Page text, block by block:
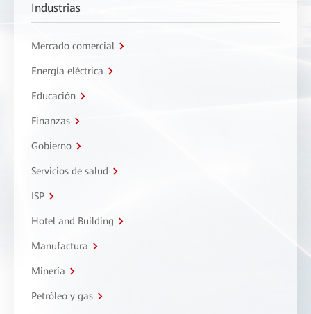
Industrias
Mercado comercial
Energía eléctrica
Educación
Finanzas
Gobierno
Servicios de salud
ISP
Hotel and Building
Manufactura
Minería
Petróleo y gas